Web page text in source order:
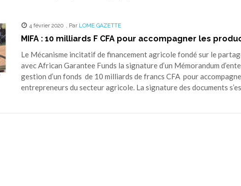
4 février 2020 , Par LOME GAZETTE
MIFA : 10 milliards F CFA pour accompagner les
Le Mécanisme incitatif de financement agricole fondé sur le
avec African Garantee Funds la signature d’un Mémorandum
gestion d’un fonds de 10 milliards de francs CFA pour
entrepreneurs du secteur agricole. La signature des documents